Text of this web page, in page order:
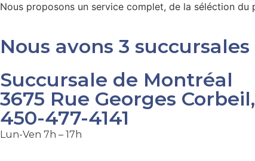
Nous proposons un service complet, de la séléction
Nous avons 3
Succursale de Montréal
3675 Rue Georges
450-477-4141
Lun-Ven 7h – 17h